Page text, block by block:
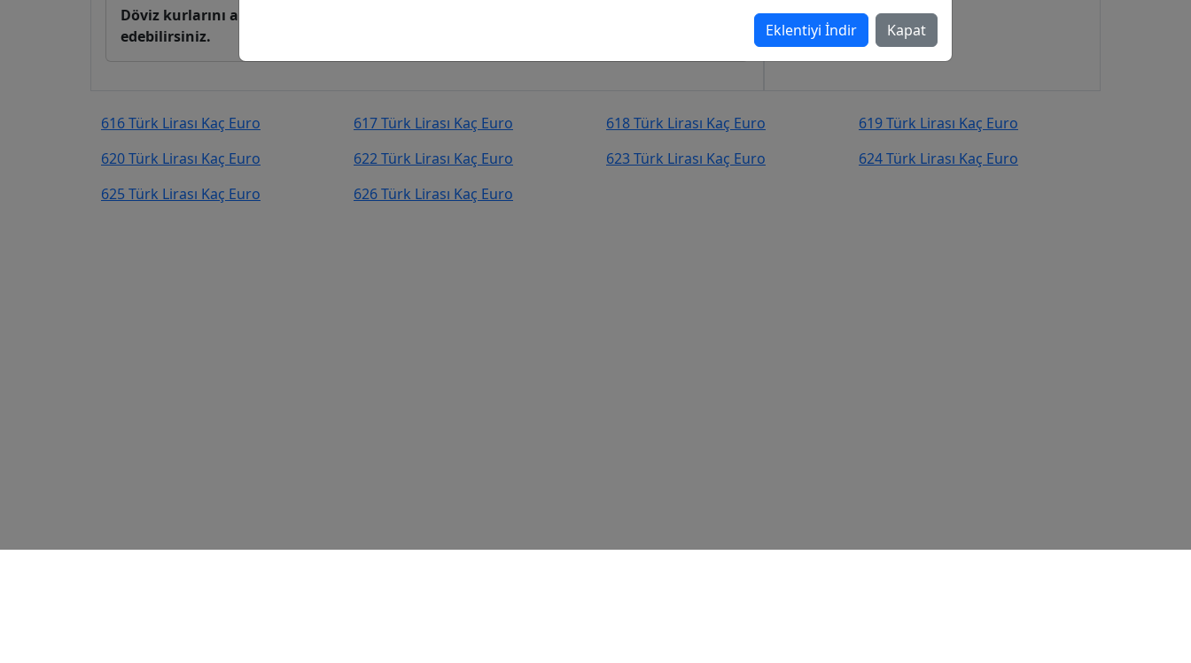
Döviz kurlarını anlık, canlı, basit bir şekilde kurcevir.net adresinden takip
edebilirsiniz.
616 Türk Lirası Kaç Euro 617 Türk Lirası Kaç Euro 618 Türk Lirası Kaç Euro
619 Türk Lirası Kaç Euro
620 Türk Lirası Kaç Euro
622 Türk Lirası Kaç Euro 623 Türk Lirası Kaç Euro
624 Türk Lirası Kaç Euro
625 Türk Lirası Kaç Euro
626 Türk Lirası Kaç Euro
Eklentiyi İndir Kapat